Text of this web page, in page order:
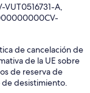
A,
de cancelación de
de la UE sobre
de reserva de
de desistimiento.